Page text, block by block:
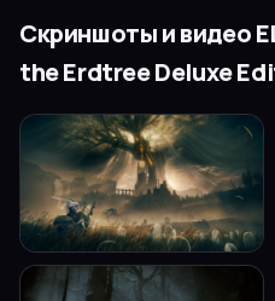
Скриншоты и видео
the Erdtree Deluxe